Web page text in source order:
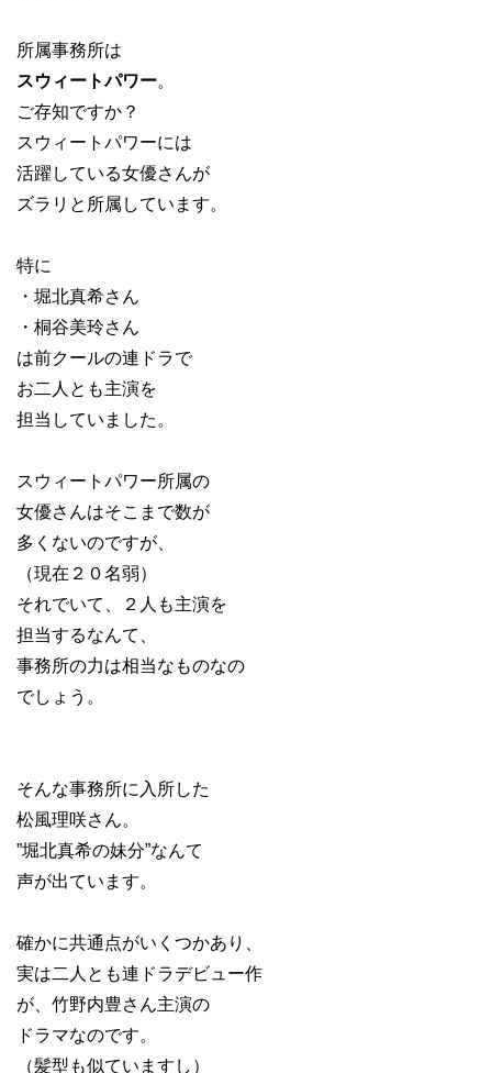
所属事務所は
スウィートパワー。
ご存知ですか？
スウィートパワーには
活躍している女優さんが
ズラリと所属しています。
特に
・堀北真希さん
・桐谷美玲さん
は前クールの連ドラで
お二人とも主演を
担当していました。
スウィートパワー所属の
女優さんはそこまで数が
多くないのですが、
（現在２０名弱）
それでいて、２人も主演を
担当するなんて、
事務所の力は相当なものなの
でしょう。
そんな事務所に入所した
松風理咲さん。
”堀北真希の妹分”なんて
声が出ています。
確かに共通点がいくつかあり、
実は二人とも連ドラデビュー作
が、竹野内豊さん主演の
ドラマなのです。
（髪型も似ていますし）